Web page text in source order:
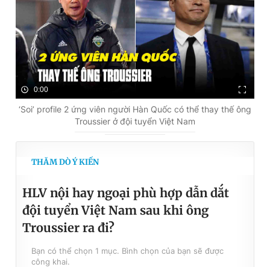
0:00
‘Soi’ profile 2 ứng viên người Hàn Quốc có thể thay thế ông
Troussier ở đội tuyển Việt Nam
THĂM DÒ Ý KIẾN
HLV nội hay ngoại phù hợp dẫn dắt
đội tuyển Việt Nam sau khi ông
Troussier ra đi?
Bạn có thể chọn 1 mục. Bình chọn của bạn sẽ được
công khai.